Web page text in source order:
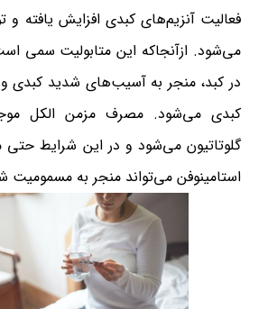
می‌شود. ازآنجاکه این متابولیت سمی
در کبد، منجر به آسیب‌های شدید کبدی
کبدی می‌شود. مصرف مزمن الکل
گلوتاتیون می‌شود و در این شرایط
استامینوفن می‌تواند منجر به مسمومیت